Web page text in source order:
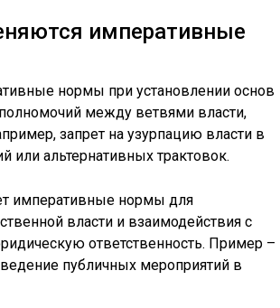
императивные
нормы при установлении основ
полномочий между ветвями власти,
запрет на узурпацию власти в
или альтернативных трактовок.
императивные нормы для
власти и взаимодействия с
ответственность. Пример –
публичных мероприятий в